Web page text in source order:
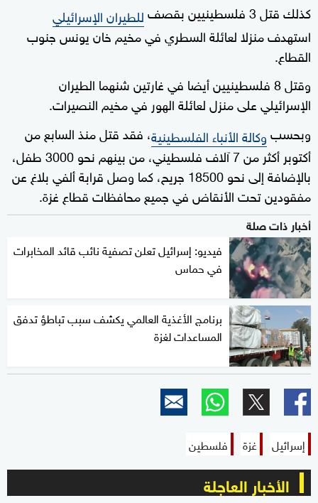
كذلك قتل 3 فلسطينيين بقصف
للطيران الإسرائيلي
استهدف منزلا لعائلة السطري في مخيم خان يونس جنوب
القطاع.
وقتل 8 فلسطينيين أيضا في غارتين شنهما الطيران
الإسرائيلي على منزل لعائلة الهور في مخيم النصيرات.
وبحسبوكالة الأنباء الفلسطينية، فقد قتل منذ السابع من
أكتوبر أكثر من 7 آلاف فلسطيني، من بينهم نحو 3000 طفل،
بالإضافة إلى نحو 18500 جريح، كما وصل قرابة ألفي بلاغ عن
مفقودين تحت الأنقاض في جميع محافظات قطاع غزة.
أخبار ذات صلة
فيديو: إسرائيل تعلن تصفية نائب قائد المخابرات
في حماس
برنامج الأغذية العالمي يكشف سبب تباطؤ تدفق
المساعدات لغزة
إسرائيل غزة فلسطين
الأخبار العاجلة